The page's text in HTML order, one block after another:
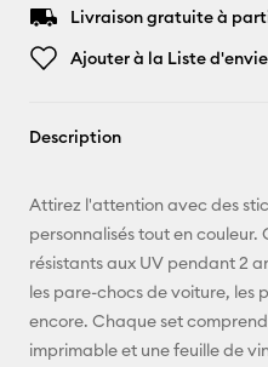
Livraison gratuite à
Ajouter à la Liste
Description
Attirez l'attention avec des
personnalisés tout en couleur.
résistants aux UV pendant 2
les pare-chocs de voiture, les
encore. Chaque set
imprimable et une feuille de